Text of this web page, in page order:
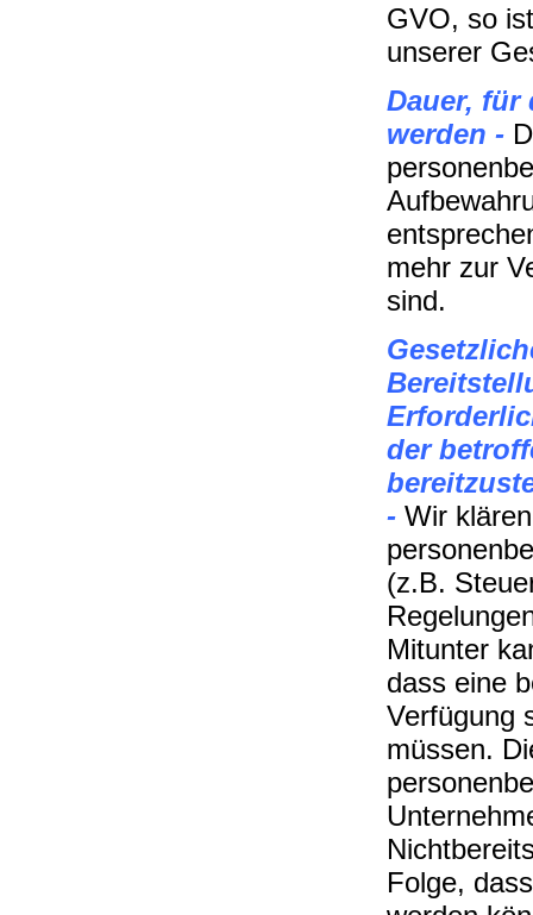
GVO, so
unserer
Dauer, für
werden -
mehr zur
sind.
der
- Wir
(z.B.
Mitunter
dass eine
Verfügung
müssen.
Folge,